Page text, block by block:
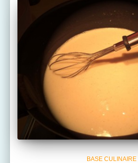
BASE CULINAIRE